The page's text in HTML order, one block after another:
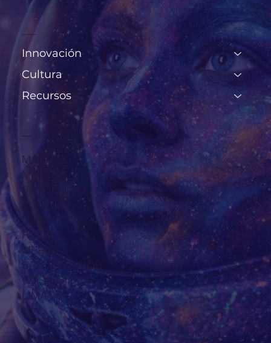
Innovación
Cultura
Recursos
MADRID
MÁLAGA
BARCELONA
ZURICH
PUEBLA
MÉRIDA
SAN SALVADOR
WASHIGNTON
LIMA
NEWSLETTER PARA INNOVADORES